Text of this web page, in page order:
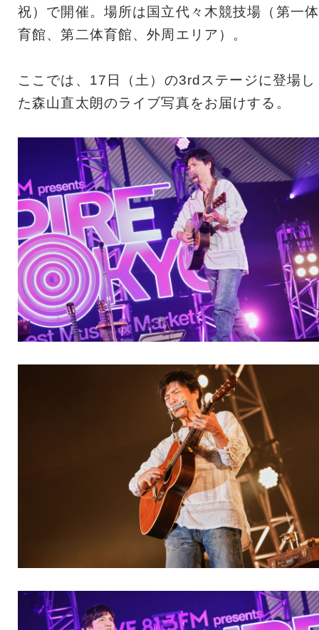
祝）で開催。場所は国立代々木競技場（第一体
育館、第二体育館、外周エリア）。
ここでは、17日（土）の3rdステージに登場し
た森山直太朗のライブ写真をお届けする。